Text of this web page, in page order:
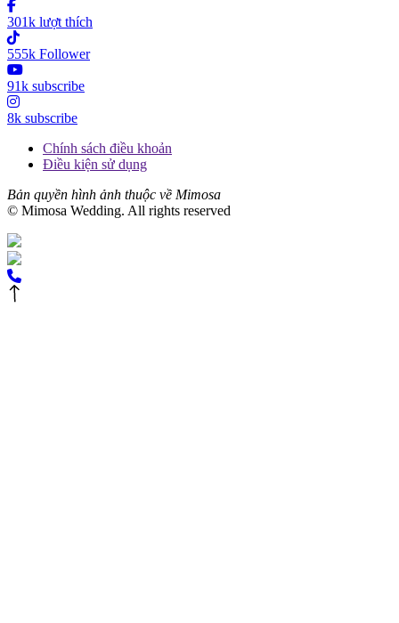
301k lượt thích
555k Follower
91k subscribe
8k subscribe
Chính sách điều khoản
Điều kiện sử dụng
Bản quyền hình ảnh thuộc về Mimosa
© Mimosa Wedding. All rights reserved